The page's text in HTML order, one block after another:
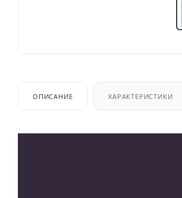
ОПИСАНИЕ ХАРАКТЕРИСТИКИ